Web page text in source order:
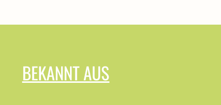
BEKANNT AUS